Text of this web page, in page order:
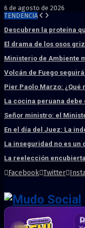
6 de agosto de 2026
TENDENCIA
Descubren la proteína
El drama de los osos
Ministerio de Ambiente
Volcán de Fuego
Pier Paolo Marzo: ¿Qué
La cocina peruana
Señor ministro: el
En el día del Juez: La
La inseguridad no es un
La reelección
Facebook Twitter